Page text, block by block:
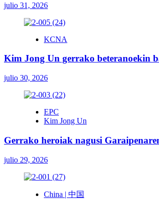
julio 31, 2026
KCNA
Kim Jong Un gerrako beteranoekin
julio 30, 2026
EPC
Kim Jong Un
Gerrako heroiak nagusi
julio 29, 2026
China | 中国